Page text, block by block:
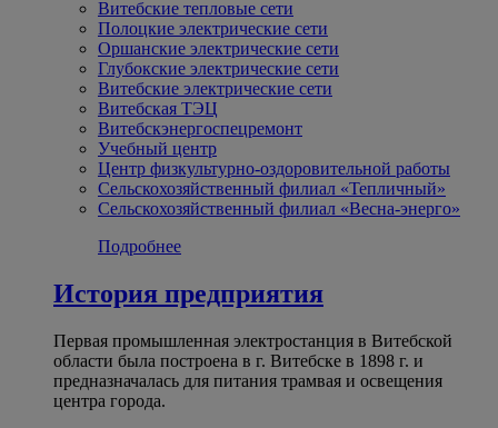
Витебские тепловые сети
Полоцкие электрические сети
Оршанские электрические сети
Глубокские электрические сети
Витебские электрические сети
Витебская ТЭЦ
Витебскэнергоспецремонт
Учебный центр
Центр физкультурно-оздоровительной работы
Сельскохозяйственный филиал «Тепличный»
Сельскохозяйственный филиал «Весна-энерго»
Подробнее
История предприятия
Первая промышленная электростанция в Витебской
области была построена в г. Витебске в 1898 г. и
предназначалась для питания трамвая и освещения
центра города.